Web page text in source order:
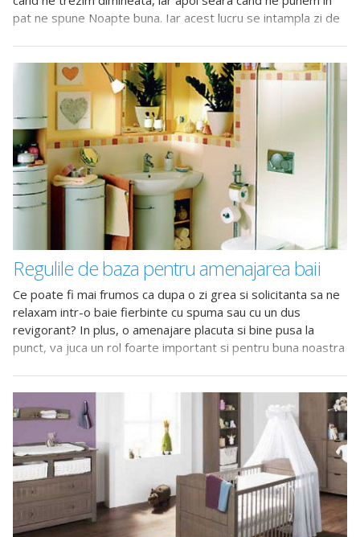
pat ne spune Noapte buna. Iar acest lucru se intampla zi de
Regulile de baza pentru amenajarea baii
Ce poate fi mai frumos ca dupa o zi grea si solicitanta sa ne
relaxam intr-o baie fierbinte cu spuma sau cu un dus
revigorant? In plus, o amenajare placuta si bine pusa la
punct, va juca un rol foarte important si pentru buna noastra